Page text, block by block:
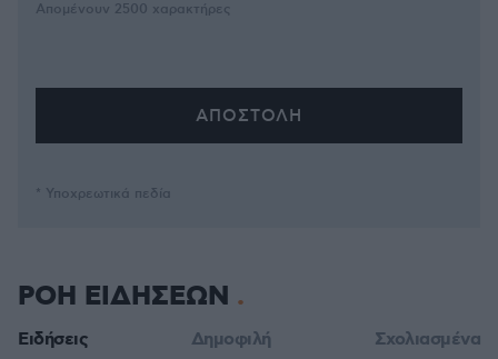
Απομένουν 2500 χαρακτήρες
* Υποχρεωτικά πεδία
ΡΟΗ ΕΙΔΗΣΕΩΝ
Ειδήσεις Δημοφιλή Σχολιασμένα